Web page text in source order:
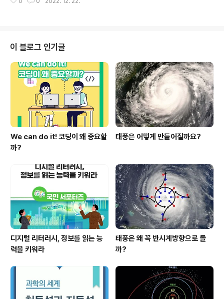
관 이주호)는 예비·현직교원의 인공지능(AI)·디지털 역량
서 연수회(워크숍)를 개최한다. ※ AIEDAP(AI Educatio
n Alliance & Policy lab) : 아이에답, 미래교육과 디지털
교육혁신으로 아이들의 미래 삶과 궁금증에 답한다. 교육
부는 지난 8월 새 정부의 중점 국정과제인 ‘100만 디지털
인재양성’의 원활한 이행을 위해 ..
이 블로그 인기글
We can do it! 코딩이 왜 중요할
까?
태풍은 어떻게 만들어질까요?
디지털 리터러시, 정보를 읽는 능
력을 키워라
태풍은 왜 꼭 반시계방향으로 돌
까?